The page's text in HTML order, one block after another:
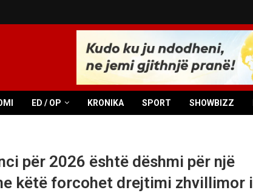
ED / OP KRONIKA SPORT SHOWBIZZ
për 2026 është dëshmi për një
këtë forcohet drejtimi zhvillimor i